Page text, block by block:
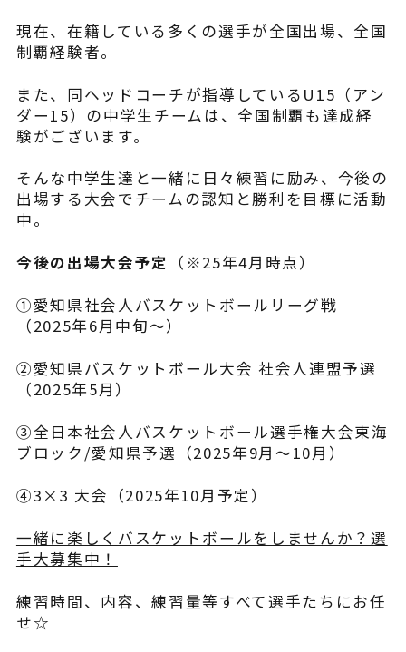
現在、在籍している多くの選手が全国出場、全国
制覇経験者。
また、同ヘッドコーチが指導しているU15（アン
ダー15）の中学生チームは、全国制覇も達成経
験がございます。
そんな中学生達と一緒に日々練習に励み、今後の
出場する大会でチームの認知と勝利を目標に活動
中。
今後の出場大会予定 （※25年4月時点）
①愛知県社会人バスケットボールリーグ戦
（2025年6月中旬～）
②愛知県バスケットボール大会 社会人連盟予選
（2025年5月）
③全日本社会人バスケットボール選手権大会東海
ブロック/愛知県予選（2025年9月～10月）
④3×3 大会（2025年10月予定）
一緒に楽しくバスケットボールをしませんか？選
手大募集中！
練習時間、内容、練習量等すべて選手たちにお任
せ☆